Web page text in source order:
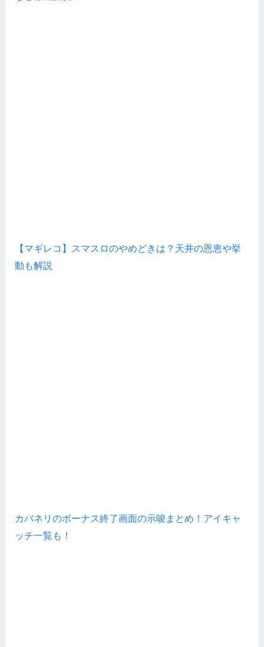
【マギレコ】スマスロのやめどきは？天井の恩恵や挙
動も解説
カバネリのボーナス終了画面の示唆まとめ！アイキャ
ッチ一覧も！